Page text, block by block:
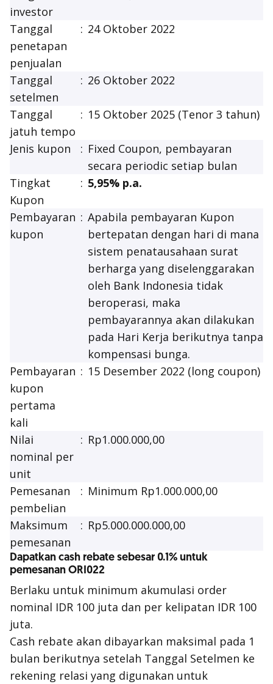
investor
Tanggal
penetapan
penjualan
: 24 Oktober 2022
Tanggal
setelmen
: 26 Oktober 2022
Tanggal
jatuh tempo
: 15 Oktober 2025 (Tenor 3 tahun)
Jenis kupon : Fixed Coupon, pembayaran
secara periodic setiap bulan
Tingkat
Kupon
: 5,95% p.a.
Pembayaran
kupon
: Apabila pembayaran Kupon
bertepatan dengan hari di mana
sistem penatausahaan surat
berharga yang diselenggarakan
oleh Bank Indonesia tidak
beroperasi, maka
pembayarannya akan dilakukan
pada Hari Kerja berikutnya tanpa
kompensasi bunga.
Pembayaran
kupon
pertama
kali
: 15 Desember 2022 (long coupon)
Nilai
nominal per
unit
: Rp1.000.000,00
Pemesanan
pembelian
: Minimum Rp1.000.000,00
Maksimum
pemesanan
: Rp5.000.000.000,00
Dapatkan cash rebate sebesar 0.1% untuk
pemesanan ORI022
Berlaku untuk minimum akumulasi order
nominal IDR 100 juta dan per kelipatan IDR 100
juta.
Cash rebate akan dibayarkan maksimal pada 1
bulan berikutnya setelah Tanggal Setelmen ke
rekening relasi yang digunakan untuk